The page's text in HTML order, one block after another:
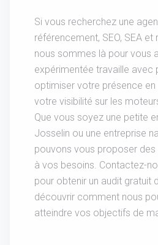
Si vous recherchez une
référencement, SEO, SEA et
nous sommes là pour vous
expérimentée travaille avec
optimiser votre présence
votre visibilité sur les
Que vous soyez une petite
Josselin ou une entreprise
pouvons vous proposer
à vos besoins. Contactez-
pour obtenir un audit gratuit
découvrir comment nous
atteindre vos objectifs de